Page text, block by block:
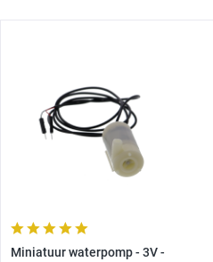
Miniatuur waterpomp - 3V -